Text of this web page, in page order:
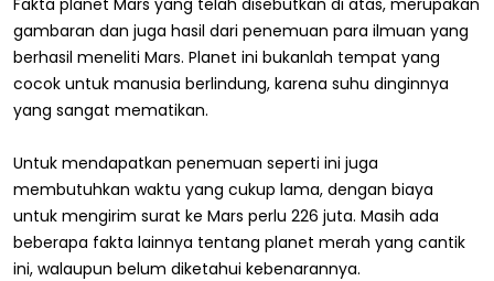
gambaran dan juga hasil dari penemuan para ilmuan yang
berhasil meneliti Mars. Planet ini bukanlah tempat yang
cocok untuk manusia berlindung, karena suhu dinginnya
yang sangat mematikan.
Untuk mendapatkan penemuan seperti ini juga
membutuhkan waktu yang cukup lama, dengan biaya
untuk mengirim surat ke Mars perlu 226 juta. Masih ada
beberapa fakta lainnya tentang planet merah yang cantik
ini, walaupun belum diketahui kebenarannya.